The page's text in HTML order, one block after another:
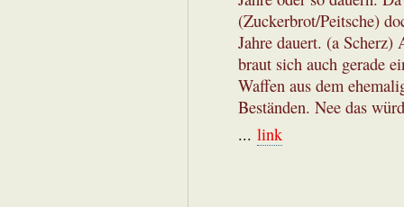
(Zuckerbrot/Peitsche)
Jahre dauert. (a
braut sich auch gerade
Waffen aus dem
Beständen. Nee das
... link